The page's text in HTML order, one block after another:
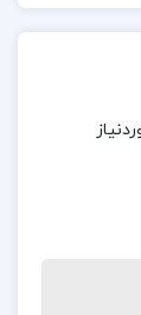
جنبه‌ها
مصطفی